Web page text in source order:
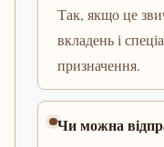
Так, якщо це
вкладень і
призначення.
Чи можна